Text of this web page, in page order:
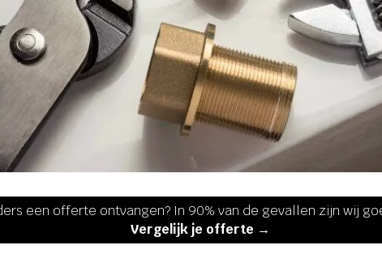
een offerte ontvangen? In 90% van de gevallen zijn wij
Vergelijk je offerte →